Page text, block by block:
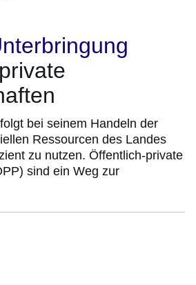
bei seinem Handeln der
Ressourcen des Landes
zu nutzen. Öffentlich-private
sind ein Weg zur